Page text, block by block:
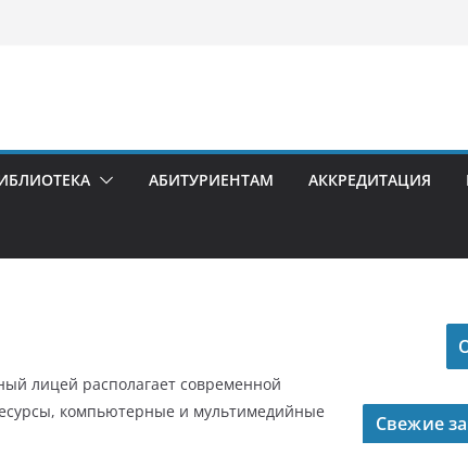
АБИТУРИЕНТАМ АККРЕДИТАЦИЯ
лицей располагает современной
компьютерные и мультимедийные
Свежие